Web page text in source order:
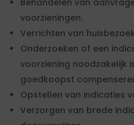
Behandelen van
voorzieningen.
Verrichten van
Onderzoeken of een
voorziening noodzakelijk
goedkoopst
Opstellen van indicaties
Verzorgen van brede